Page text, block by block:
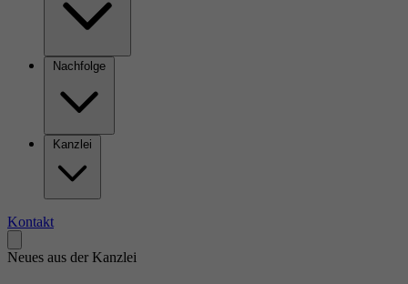
Nachfolge
Kanzlei
Kontakt
Neues aus der Kanzlei